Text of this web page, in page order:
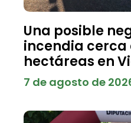
Una posible
incendia cerca
hectáreas en
7 de agosto de